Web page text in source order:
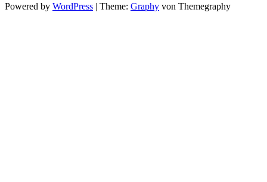
Powered by WordPress | Theme: Graphy von Themegraphy